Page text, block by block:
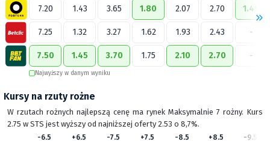
7.20 1.43 3.65 1.80 2.07 2.70 1.49
7.25 1.32 3.27 1.62 1.93 2.43 -
7.50 1.45 3.70 1.75 2.10 2.70 -
Najwyższy w danym wyniku
Kursy na rzuty rożne
W rzutach rożnych najlepszą cenę ma rynek Maksymalnie 7 rożny. Kurs
2.75 w STS jest wyższy od najniższej oferty 2.53 o 8,7%.
-6.5 +6.5 -7.5 +7.5 -8.5 +8.5 -9.5